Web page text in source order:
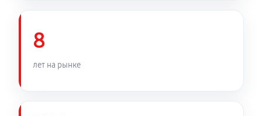
8
лет на рынке